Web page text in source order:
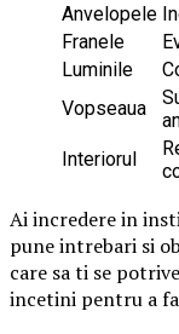
Anvelopele
Franele
Luminile
Vopseaua
Interiorul
Ai incredere in
pune intrebari si
care sa ti se
incetini pentru a